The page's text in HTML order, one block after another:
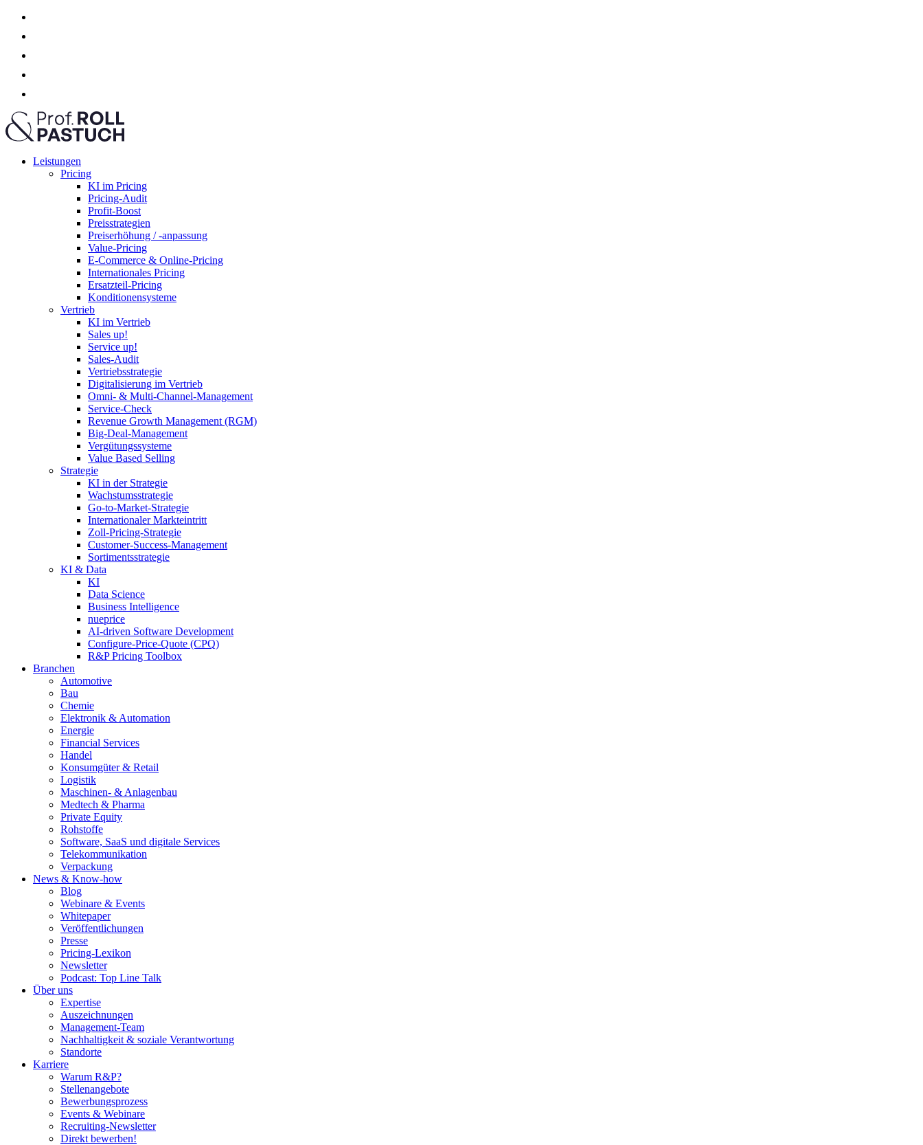
Leistungen
Pricing
KI im Pricing
Pricing-Audit
Profit-Boost
Preisstrategien
Preiserhöhung / -anpassung
Value-Pricing
E-Commerce & Online-Pricing
Internationales Pricing
Ersatzteil-Pricing
Konditionensysteme
Vertrieb
KI im Vertrieb
Sales up!
Service up!
Sales-Audit
Vertriebsstrategie
Digitalisierung im Vertrieb
Omni- & Multi-Channel-Management
Service-Check
Revenue Growth Management (RGM)
Big-Deal-Management
Vergütungssysteme
Value Based Selling
Strategie
KI in der Strategie
Wachstumsstrategie
Go-to-Market-Strategie
Internationaler Markteintritt
Zoll-Pricing-Strategie
Customer-Success-Management
Sortimentsstrategie
KI & Data
KI
Data Science
Business Intelligence
nueprice
AI-driven Software Development
Configure-Price-Quote (CPQ)
R&P Pricing Toolbox
Branchen
Automotive
Bau
Chemie
Elektronik & Automation
Energie
Financial Services
Handel
Konsumgüter & Retail
Logistik
Maschinen- & Anlagenbau
Medtech & Pharma
Private Equity
Rohstoffe
Software, SaaS und digitale Services
Telekommunikation
Verpackung
News & Know-how
Blog
Webinare & Events
Whitepaper
Veröffentlichungen
Presse
Pricing-Lexikon
Newsletter
Podcast: Top Line Talk
Über uns
Expertise
Auszeichnungen
Management-Team
Nachhaltigkeit & soziale Verantwortung
Standorte
Karriere
Warum R&P?
Stellenangebote
Bewerbungsprozess
Events & Webinare
Recruiting-Newsletter
Direkt bewerben!